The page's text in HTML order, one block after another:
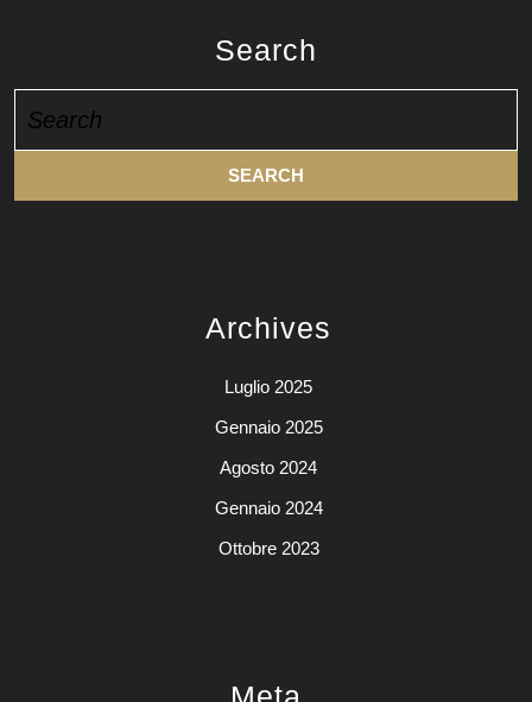
Search
for:
Archives
Luglio 2025
Gennaio 2025
Agosto 2024
Gennaio 2024
Ottobre 2023